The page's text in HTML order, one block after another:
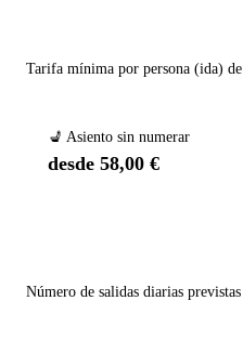
Tarifa mínima por persona (ida)
💺 Asiento sin numerar
desde 58,00 €
Número de salidas diarias